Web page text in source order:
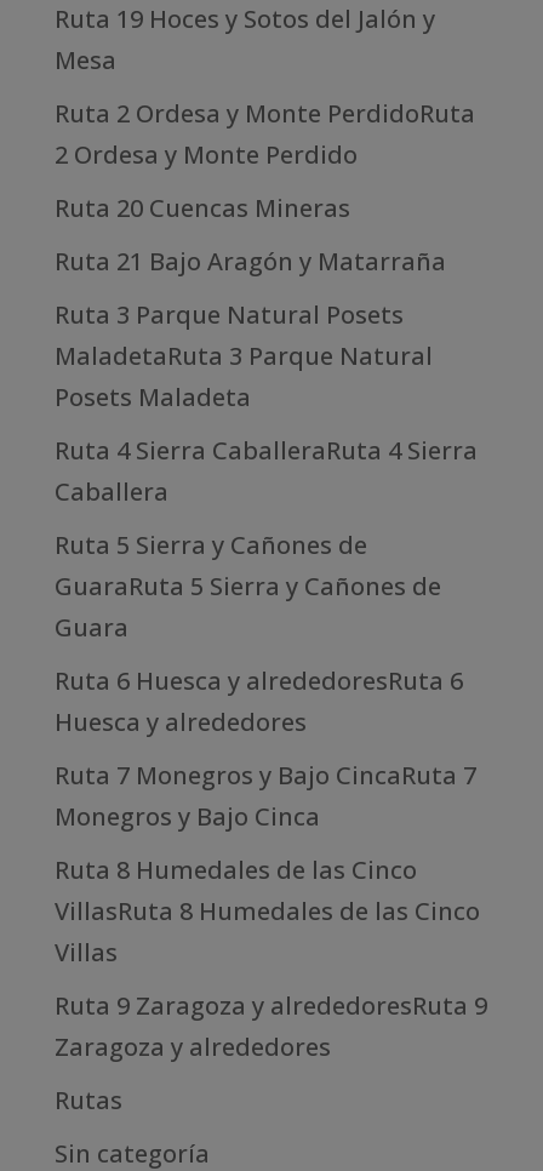
Ruta 19 Hoces y Sotos del Jalón y
Mesa
Ruta 2 Ordesa y Monte PerdidoRuta
2 Ordesa y Monte Perdido
Ruta 20 Cuencas Mineras
Ruta 21 Bajo Aragón y Matarraña
Ruta 3 Parque Natural Posets
MaladetaRuta 3 Parque Natural
Posets Maladeta
Ruta 4 Sierra CaballeraRuta 4 Sierra
Caballera
Ruta 5 Sierra y Cañones de
GuaraRuta 5 Sierra y Cañones de
Guara
Ruta 6 Huesca y alrededoresRuta 6
Huesca y alrededores
Ruta 7 Monegros y Bajo CincaRuta 7
Monegros y Bajo Cinca
Ruta 8 Humedales de las Cinco
VillasRuta 8 Humedales de las Cinco
Villas
Ruta 9 Zaragoza y alrededoresRuta 9
Zaragoza y alrededores
Rutas
Sin categoría